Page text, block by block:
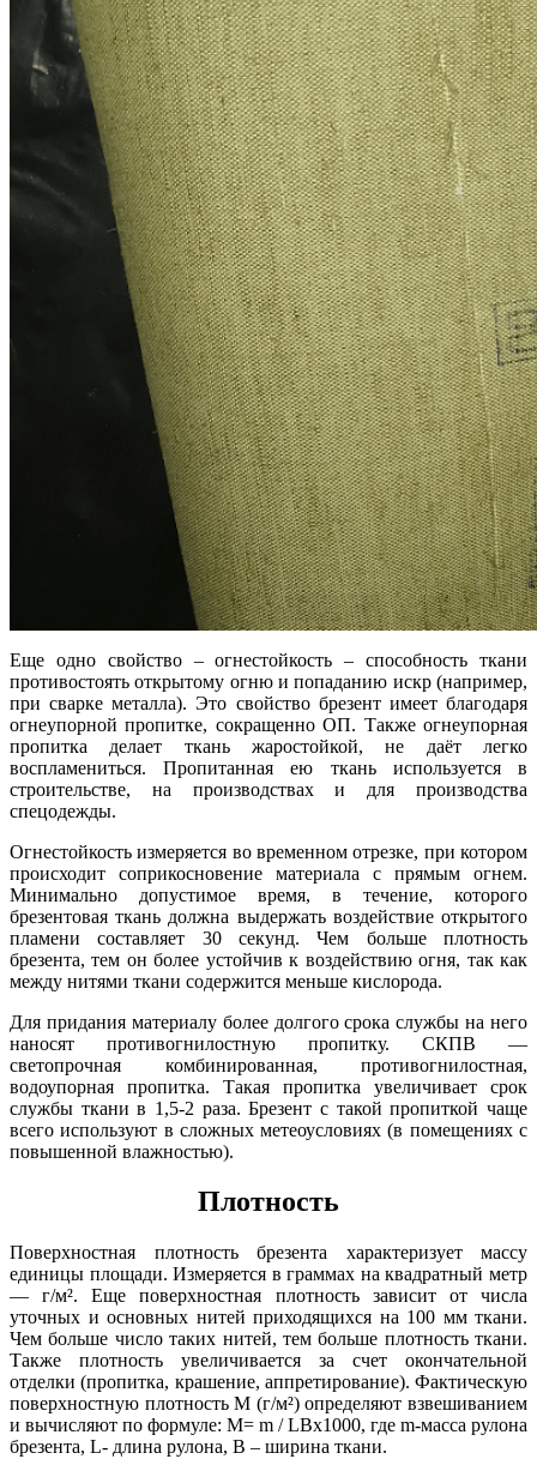
Еще одно свойство – огнестойкость – способность ткани
противостоять открытому огню и попаданию искр (например,
при сварке металла). Это свойство брезент имеет благодаря
огнеупорной пропитке, сокращенно ОП. Также огнеупорная
пропитка делает ткань жаростойкой, не даёт легко
воспламениться. Пропитанная ею ткань используется в
строительстве, на производствах и для производства
спецодежды.
Огнестойкость измеряется во временном отрезке, при котором
происходит соприкосновение материала с прямым огнем.
Минимально допустимое время, в течение, которого
брезентовая ткань должна выдержать воздействие открытого
пламени составляет 30 секунд. Чем больше плотность
брезента, тем он более устойчив к воздействию огня, так как
между нитями ткани содержится меньше кислорода.
Для придания материалу более долгого срока службы на него
наносят противогнилостную пропитку. СКПВ —
светопрочная комбинированная, противогнилостная,
водоупорная пропитка. Такая пропитка увеличивает срок
службы ткани в 1,5-2 раза. Брезент с такой пропиткой чаще
всего используют в сложных метеоусловиях (в помещениях с
повышенной влажностью).
Плотность
Поверхностная плотность брезента характеризует массу
единицы площади. Измеряется в граммах на квадратный метр
— г/м². Еще поверхностная плотность зависит от числа
уточных и основных нитей приходящихся на 100 мм ткани.
Чем больше число таких нитей, тем больше плотность ткани.
Также плотность увеличивается за счет окончательной
отделки (пропитка, крашение, аппретирование). Фактическую
поверхностную плотность М (г/м²) определяют взвешиванием
и вычисляют по формуле: М= m / LBх1000, где m-масса рулона
брезента, L- длина рулона, B – ширина ткани.